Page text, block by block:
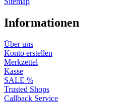
Informationen
Über uns
Konto erstellen
Merkzettel
Kasse
SALE %
Trusted Shops
Callback Service